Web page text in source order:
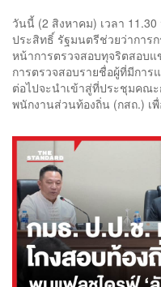
วันนี้ (2 สิงหาคม) เวลา
ประสิทธิ์ รัฐมนตรีช่วยว่าการ
หน้าการตรวจสอบทุจริตสอบ
การตรวจสอบรายชื่อผู้ที่มีกา
ต่อไปจะนำเข้าสู่ที่ประชุมคณ
พนักงานส่วนท้องถิ่น (กสถ.) เ